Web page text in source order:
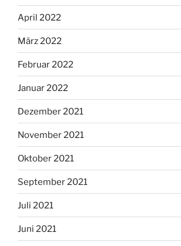
April 2022
März 2022
Februar 2022
Januar 2022
Dezember 2021
November 2021
Oktober 2021
September 2021
Juli 2021
Juni 2021